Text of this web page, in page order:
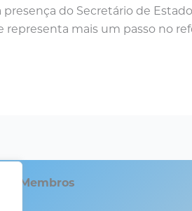
do Secretário de
representa mais um passo no
Membros